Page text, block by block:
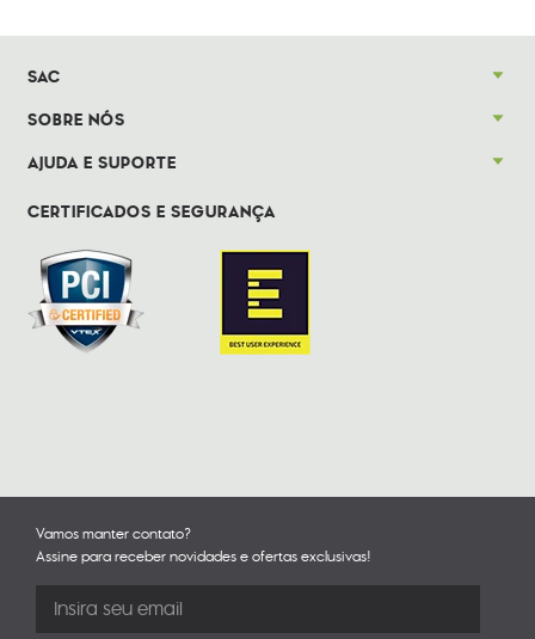
SAC
SOBRE NÓS
AJUDA E SUPORTE
CERTIFICADOS E SEGURANÇA
Vamos manter contato?
Assine para receber novidades e ofertas exclusivas!